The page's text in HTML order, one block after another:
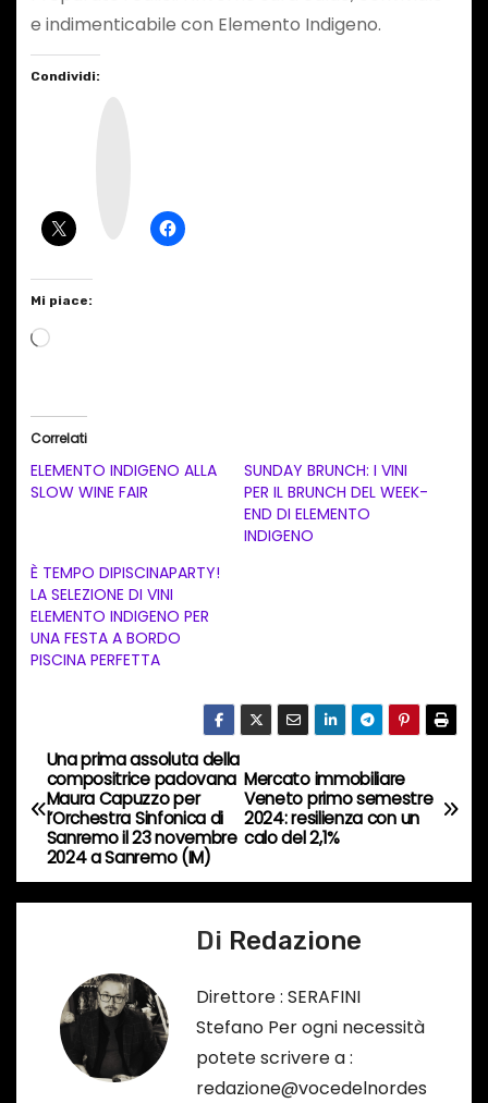
e indimenticabile con Elemento Indigeno.
Condividi:
Mi piace:
C
a
n
t
o
i
o
r
s
o
…
Correlati
ELEMENTO INDIGENO ALLA
SLOW WINE FAIR
SUNDAY BRUNCH: I VINI
PER IL BRUNCH DEL WEEK-
END DI ELEMENTO
INDIGENO
È TEMPO DIPISCINAPARTY!
LA SELEZIONE DI VINI
ELEMENTO INDIGENO PER
UNA FESTA A BORDO
PISCINA PERFETTA
N
a
v
i
Mercato immobiliare
Veneto primo semestre
2024: resilienza con un
calo del 2,1%
Una prima assoluta della
compositrice padovana
Maura Capuzzo per
l’Orchestra Sinfonica di
Sanremo il 23 novembre
2024 a Sanremo (IM)
Di Redazione
Direttore : SERAFINI
Stefano Per ogni necessità
potete scrivere a :
redazione@vocedelnordes